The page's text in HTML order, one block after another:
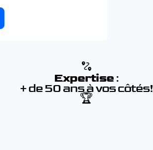
Expertise :
+ de 50 ans à vos côtés!
🏆